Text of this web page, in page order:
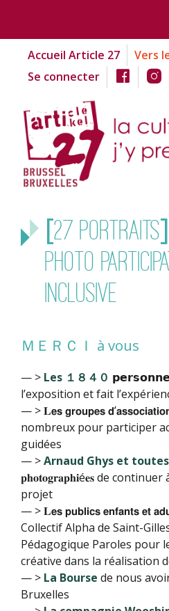
Accueil Article 27
Vers
Se connecter
[27
photo
inclusive
ＭＥＲＣＩ à vous
— > Les １８４０
l’exposition et fait
— > 𝐋𝗲𝘀 𝗴𝗿𝗼𝘂𝗽𝗲𝘀
nombreux pour participer
guidées
— >Arnaud Ghys et toutes
𝐩𝐡𝐨𝐭𝐨𝐠𝐫𝐚𝐩𝐡𝐢é𝐞𝐬 de
projet
— > 𝐋𝗲𝘀 𝗽𝘂𝗯𝗹𝗶𝗰𝘀 𝗲𝗻𝗳𝗮𝗻𝘁𝘀 𝗲𝘁
Collectif Alpha de Saint-
Pédagogique Paroles pour
créative dans la réalisation
— > La Bourse de nous
Bruxelles